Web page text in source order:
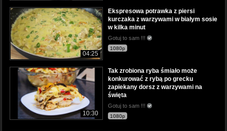
04:25
Ekspresowa potrawka z piersi
kurczaka z warzywami w białym sosie
w kilka minut
Gotuj to sam !!!
1080p
10:30
Tak zrobiona ryba śmiało może
konkurować z rybą po grecku
zapiekany dorsz z warzywami na
święta
Gotuj to sam !!!
1080p